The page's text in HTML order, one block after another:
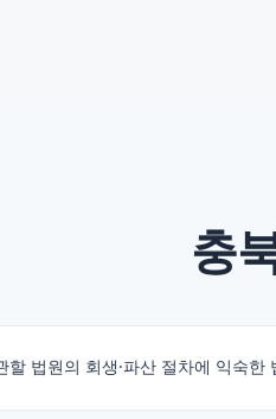
충
할 법원의 회생·파산 절차에 익숙한